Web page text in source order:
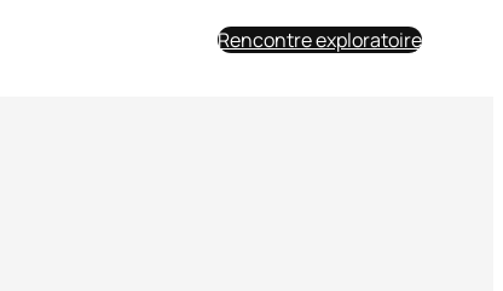
Rencontre exploratoire